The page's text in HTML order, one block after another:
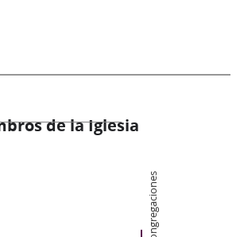
de la Iglesia
Congregaciones